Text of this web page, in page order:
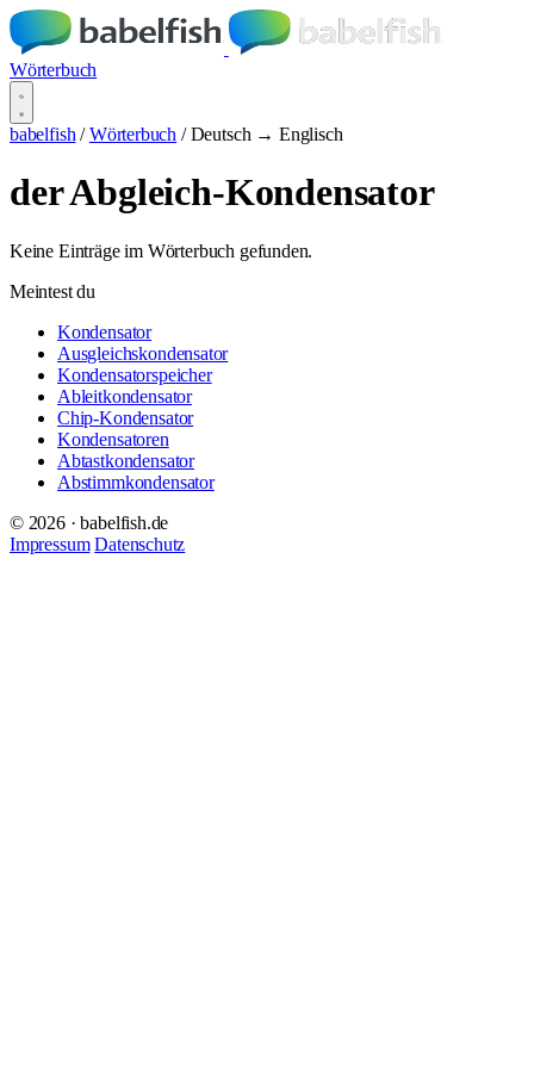
Wörterbuch
babelfish / Wörterbuch / Deutsch → Englisch
der Abgleich-Kondensator
Keine Einträge im Wörterbuch gefunden.
Meintest du
Kondensator
Ausgleichskondensator
Kondensatorspeicher
Ableitkondensator
Chip-Kondensator
Kondensatoren
Abtastkondensator
Abstimmkondensator
© 2026 · babelfish.de
Impressum Datenschutz